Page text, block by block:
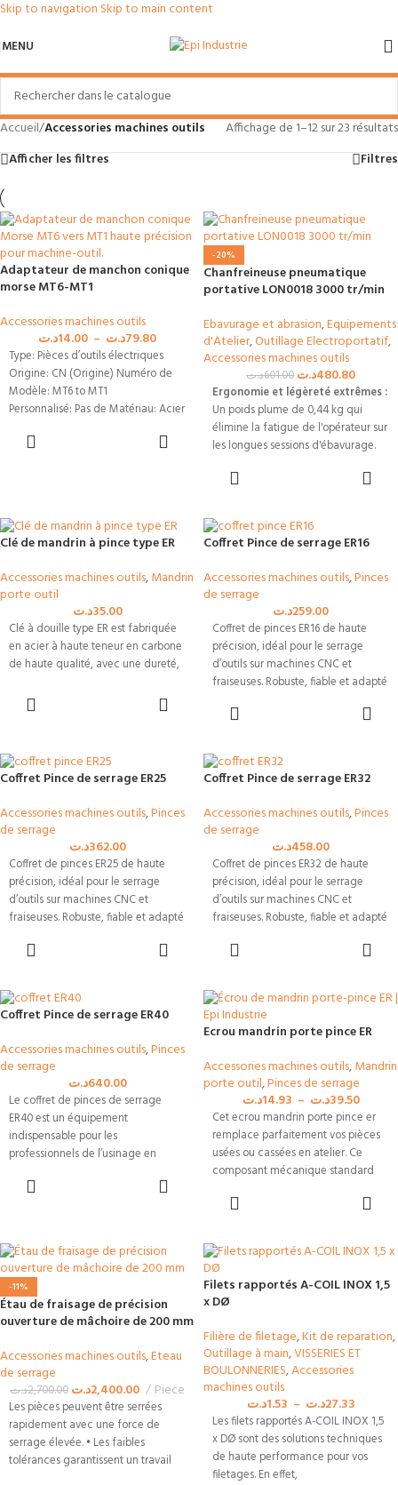
Skip to navigation Skip to main content
MENU
Accueil/Accessories machines outils
Affichage de 1–12 sur 23 résultats
Afficher les filtres
Filtres
Adaptateur de manchon conique
morse MT6-MT1
Accessories machines outils
14.00د.ت – 79.80د.ت
Type: Pièces d’outils électriques
Origine: CN (Origine) Numéro de
Modèle: MT6 to MT1
Personnalisé: Pas de Matériau: Acier
Utilisation: Production commerciale
-20%
Chanfreineuse pneumatique
portative LON0018 3000 tr/min
Ebavurage et abrasion,Equipements
d'Atelier,Outillage Electroportatif,
Accessories machines outils
601.00د.ت 480.80د.ت
Ergonomie et légèreté extrêmes :
Un poids plume de 0,44 kg qui
élimine la fatigue de l'opérateur sur
les longues sessions d'ébavurage.
Régularité de coupe industrielle :
sans bavure ni facette.
Préparation de soudure rapide :
Permet une pénétration de 2 à 3
mm de profondeur pour ouvrir vos
angles avant l'assemblage.
Gabarit spécial accès difficiles :
Dimensions ultra-compactes (155
mm) idéales pour glisser l'outil dans
les alésages ou les cadres étroits.
Disponibilité Tunisie :
Matériel
ateliers de chaudronnerie et
d'usinage CNC.
Clé de mandrin à pince type ER
Accessories machines outils,Mandrin
porte outil
35.00د.ت
Clé à douille type ER est fabriquée
en acier à haute teneur en carbone
de haute qualité, avec une dureté,
Coffret Pince de serrage ER16
Accessories machines outils,Pinces
de serrage
259.00د.ت
Coffret de pinces ER16 de haute
précision, idéal pour le serrage
d’outils sur machines CNC et
fraiseuses. Robuste, fiable et adapté
Tunisie.
Coffret Pince de serrage ER25
Accessories machines outils,Pinces
de serrage
362.00د.ت
Coffret de pinces ER25 de haute
précision, idéal pour le serrage
d’outils sur machines CNC et
fraiseuses. Robuste, fiable et adapté
Tunisie.
Coffret Pince de serrage ER32
Accessories machines outils,Pinces
de serrage
458.00د.ت
Coffret de pinces ER32 de haute
précision, idéal pour le serrage
d’outils sur machines CNC et
fraiseuses. Robuste, fiable et adapté
Tunisie.
Coffret Pince de serrage ER40
Accessories machines outils,Pinces
de serrage
640.00د.ت
Le coffret de pinces de serrage
ER40 est un équipement
indispensable pour les
professionnels de l’usinage en
excellente précision de serrage, il
CNC, fraiseuses et tours.
Ecrou mandrin porte pince ER
Accessories machines outils,Mandrin
porte outil,Pinces de serrage
14.93د.ت – 39.50د.ت
Cet ecrou mandrin porte pince er
remplace parfaitement vos pièces
usées ou cassées en atelier. Ce
composant mécanique standard
-11%
Étau de fraisage de précision
ouverture de mâchoire de 200 mm
Accessories machines outils,Eteau
de serrage
2,700.00د.ت 2,400.00د.ت Piece
Les pièces peuvent être serrées
rapidement avec une force de
serrage élevée. • Les faibles
tolérances garantissent un travail
Filets rapportés A-COIL INOX 1,5
x DØ
Filière de filetage,Kit de reparation,
Outillage à main,VISSERIES ET
BOULONNERIES,Accessories
machines outils
1.53د.ت – 27.33د.ت
Les filets rapportés A-COIL INOX 1,5
x DØ sont des solutions techniques
de haute performance pour vos
filetages. En effet,